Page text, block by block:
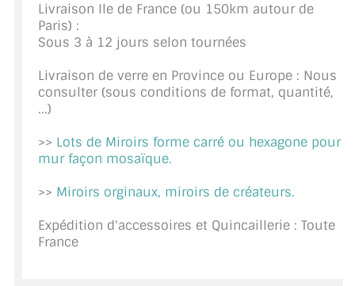
A PROPOS DE LA LIVRAISON
MON PANIER
PLAN DU SITE
DÉCONNEXION
NOUS CONTACTER
Livraison Ile de France (ou 150km autour de
Paris) :
Sous 3 à 12 jours selon tournées
Livraison de verre en Province ou Europe : Nous
consulter (sous conditions de format, quantité,
...)
>> Lots de Miroirs forme carré ou hexagone pour
mur façon mosaïque.
>> Miroirs orginaux, miroirs de créateurs.
Expédition d'accessoires et Quincaillerie : Toute
France